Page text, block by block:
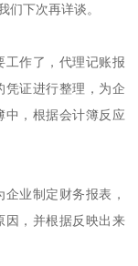
们下次再详谈。
工作了，代理记账报
凭证进行整理，为企
中，根据会计簿反应
业制定财务报表，
因，并根据反映出来